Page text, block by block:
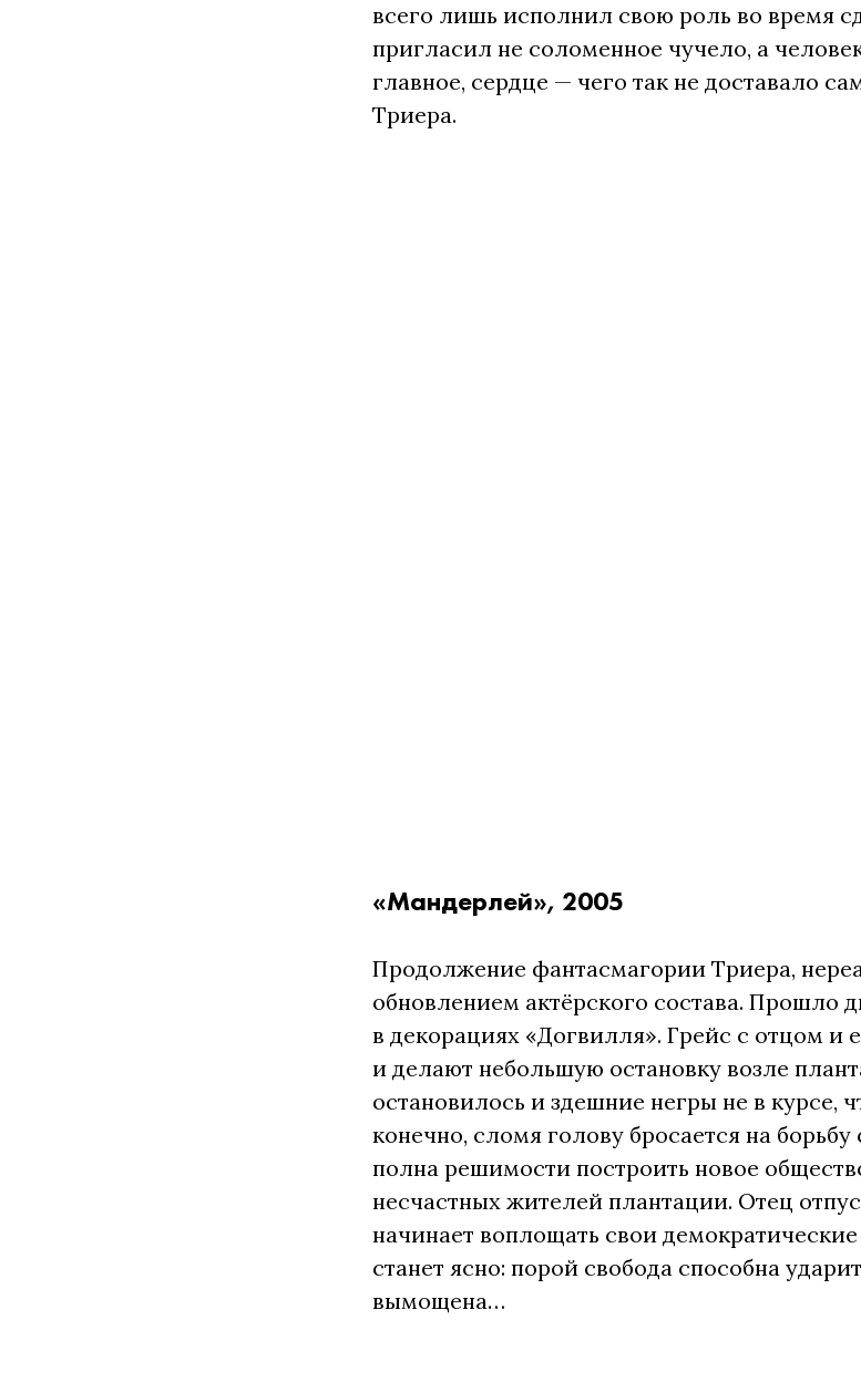
всего лишь исполнил свою роль во время
пригласил не соломенное чучело, а
главное, сердце — чего так не доставало
Триера.
«Мандерлей», 2005
Продолжение фантасмагории Триера,
обновлением актёрского состава. Прошло
в декорациях «Догвилля». Грейс с отцом и
и делают небольшую остановку возле
остановилось и здешние негры не в курсе,
конечно, сломя голову бросается на
полна решимости построить новое
несчастных жителей плантации. Отец
начинает воплощать свои
станет ясно: порой свобода способна
вымощена…